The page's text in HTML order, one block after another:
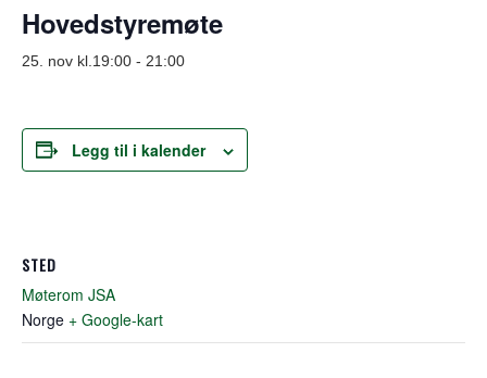
Hovedstyremøte
25. nov kl.19:00 - 21:00
Legg til i kalender
STED
Møterom JSA
Norge + Google-kart